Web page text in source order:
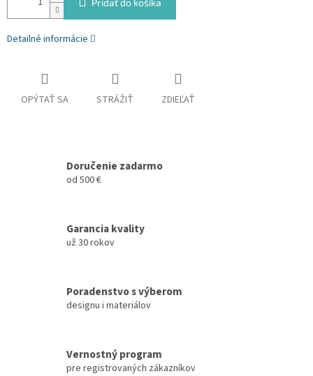
Pridať do košíka
Detailné informácie
OPÝTAŤ SA STRÁŽIŤ ZDIEĽAŤ
Doručenie zadarmo
od 500 €
Garancia kvality
už 30 rokov
Poradenstvo s výberom
designu i materiálov
Vernostný program
pre registrovaných zákazníkov